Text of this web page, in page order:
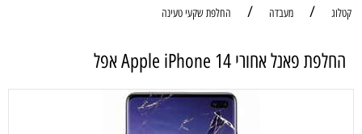
קטלוג / מעבדה / החלפת שקעי טעינה
‏החלפת פאנל אחורי Apple iPhone 14 אפל